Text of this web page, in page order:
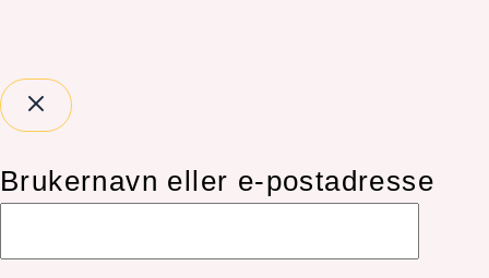
Brukernavn eller e-postadresse